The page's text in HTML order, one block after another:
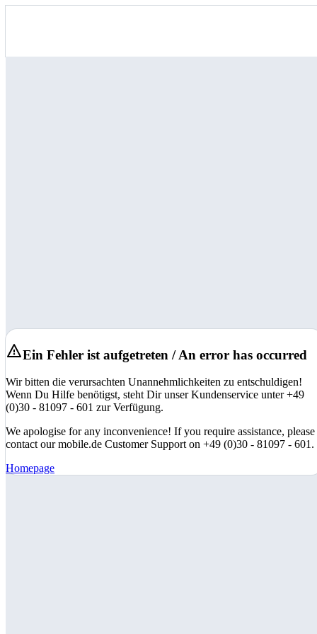
Ein Fehler ist aufgetreten / An error has occurred
Wir bitten die verursachten Unannehmlichkeiten zu entschuldigen!
Wenn Du Hilfe benötigst, steht Dir unser Kundenservice unter +49
(0)30 - 81097 - 601 zur Verfügung.
We apologise for any inconvenience! If you require assistance, please
contact our mobile.de Customer Support on +49 (0)30 - 81097 - 601.
Homepage